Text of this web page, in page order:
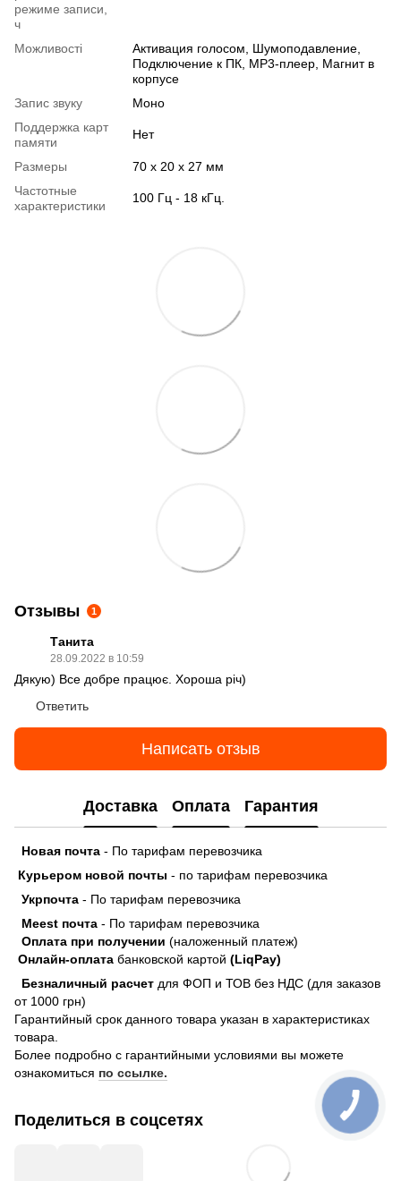
режиме записи,
ч
Можливості
Активация голосом, Шумоподавление,
Подключение к ПК, MP3-плеер, Магнит в
корпусе
Запис звуку
Моно
Поддержка карт
памяти
Нет
Размеры
70 х 20 х 27 мм
Частотные
характеристики
100 Гц - 18 кГц.
Отзывы 1
Танита
28.09.2022 в 10:59
Дякую) Все добре працює. Хороша річ)
Ответить
Написать отзыв
Доставка Оплата Гарантия
Новая почта - По тарифам перевозчика
Курьером новой почты - по тарифам перевозчика
Укрпочта - По тарифам перевозчика
Meest почта - По тарифам перевозчика
Оплата при получении (наложенный платеж)
Онлайн-оплата банковской картой (LiqPay)
Безналичный расчет для ФОП и ТОВ без НДС (для заказов
от 1000 грн)
Гарантийный срок данного товара указан в характеристиках
товара.
Более подробно с гарантийными условиями вы можете
ознакомиться по ссылке.
Поделиться в соцсетях